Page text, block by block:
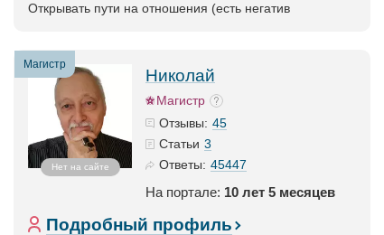
Открывать пути на отношения (есть негатив
Магистр
Нет на сайте
Николай
Магистр
Отзывы: 45
Статьи 3
Ответы: 45447
На портале: 10 лет 5 месяцев
Подробный профиль